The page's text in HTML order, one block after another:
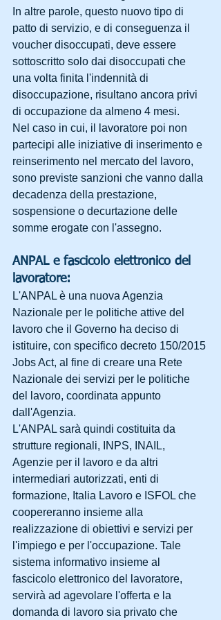
In altre parole, questo nuovo tipo di
patto di servizio, e di conseguenza il
voucher disoccupati, deve essere
sottoscritto solo dai disoccupati che
una volta finita l'indennità di
disoccupazione, risultano ancora privi
di occupazione da almeno 4 mesi.
Nel caso in cui, il lavoratore poi non
partecipi alle iniziative di inserimento e
reinserimento nel mercato del lavoro,
sono previste sanzioni che vanno dalla
decadenza della prestazione,
sospensione o decurtazione delle
somme erogate con l'assegno.
ANPAL e fascicolo elettronico del
lavoratore:
L'ANPAL è una nuova Agenzia
Nazionale per le politiche attive del
lavoro che il Governo ha deciso di
istituire, con specifico decreto 150/2015
Jobs Act, al fine di creare una Rete
Nazionale dei servizi per le politiche
del lavoro, coordinata appunto
dall'Agenzia.
L'ANPAL sarà quindi costituita da
strutture regionali, INPS, INAIL,
Agenzie per il lavoro e da altri
intermediari autorizzati, enti di
formazione, Italia Lavoro e ISFOL che
coopereranno insieme alla
realizzazione di obiettivi e servizi per
l'impiego e per l'occupazione. Tale
sistema informativo insieme al
fascicolo elettronico del lavoratore,
servirà ad agevolare l'offerta e la
domanda di lavoro sia privato che